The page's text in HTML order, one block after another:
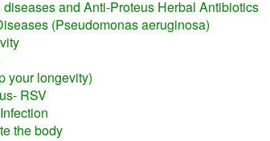
and Anti-Proteus Herbal Antibiotics
(Pseudomonas aeruginosa)
your longevity)
RSV
the body